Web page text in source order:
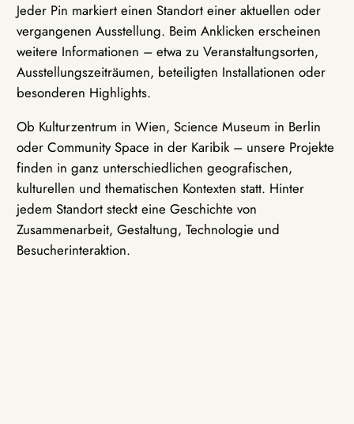
Jeder Pin markiert einen Standort einer aktuellen oder
vergangenen Ausstellung. Beim Anklicken erscheinen
weitere Informationen – etwa zu Veranstaltungsorten,
Ausstellungszeiträumen, beteiligten Installationen oder
besonderen Highlights.
Ob Kulturzentrum in Wien, Science Museum in Berlin
oder Community Space in der Karibik – unsere Projekte
finden in ganz unterschiedlichen geografischen,
kulturellen und thematischen Kontexten statt. Hinter
jedem Standort steckt eine Geschichte von
Zusammenarbeit, Gestaltung, Technologie und
Besucherinteraktion.